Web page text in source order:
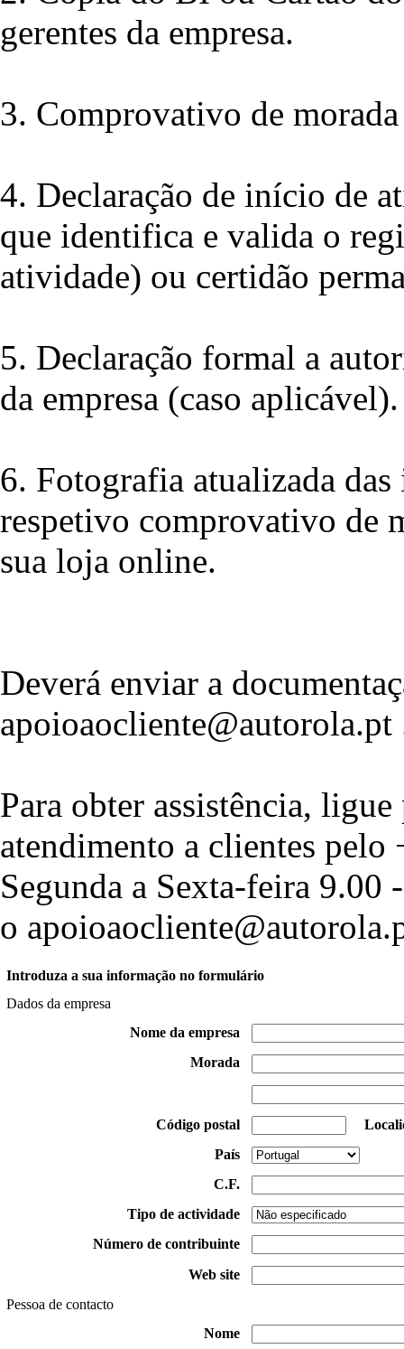
gerentes da empresa.
3. Comprovativo de
4. Declaração de início de
que identifica e valida o
atividade) ou certidão
5. Declaração formal a
da empresa (caso aplicável).
6. Fotografia atualizada
respetivo comprovativo de
sua loja online.
Deverá enviar a
apoioaocliente@autorola.pt
Para obter assistência,
atendimento a clientes
Segunda a Sexta-feira
o
Introduza a sua informação no formulário
Dados da empresa
Nome da empresa
Morada
Código postal
País
C.F.
Tipo de actividade
Número de contribuinte
Web site
Pessoa de contacto
Nome